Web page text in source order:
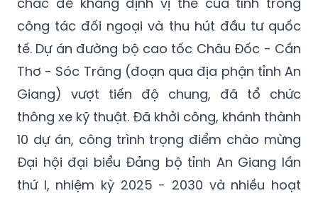
công tác đối ngoại và thu hút đầu tư quốc
tế. Dự án đường bộ cao tốc Châu Đốc - Cần
Thơ - Sóc Trăng (đoạn qua địa phận tỉnh An
Giang) vượt tiến độ chung, đã tổ chức
thông xe kỹ thuật. Đã khởi công, khánh thành
10 dự án, công trình trọng điểm chào mừng
Đại hội đại biểu Đảng bộ tỉnh An Giang lần
thứ I, nhiệm kỳ 2025 - 2030 và nhiều hoạt